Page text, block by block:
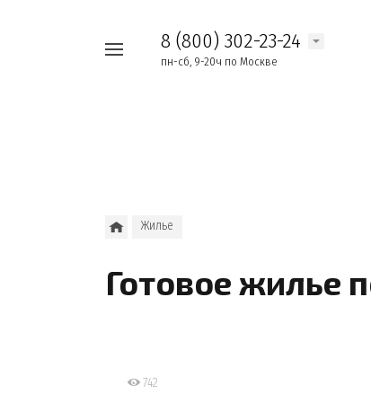
8 (800) 302-23-24
пн-сб, 9-20ч по Москве
Жилье
Готовое жилье
742